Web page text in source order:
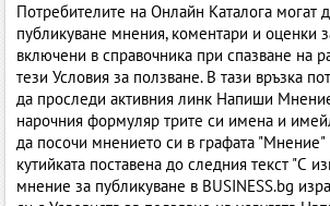
Потребителите на Онлайн Каталога могат
публикуване мнения, коментари и оценки
включени в справочника при спазване на
тези Условия за ползване. В тази връзка
да проследи активния линк Напиши
нарочния формуляр трите си имена и
да посочи мнението си в графата "Мнение"
кутийката поставена до следния текст "С
мнение за публикуване в BUSINESS.bg